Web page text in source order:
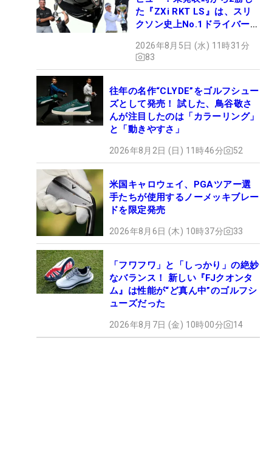
た『ZXi RKT LS』は、スリ
クソン史上No.1ドライバー!?
2026年8月5日 (水) 11時31分
83
往年の名作“CLYDE”をゴルフシュー
ズとして発売！ 試した、鳥谷敬さ
んが注目したのは「カラーリング」
と「動きやすさ」
2026年8月2日 (日) 11時46分 52
米国キャロウェイ、PGAツアー選
手たちが使用するノーメッキブレー
ドを限定発売
2026年8月6日 (木) 10時37分 33
「フワフワ」と「しっかり」の絶妙
なバランス！ 新しい『FJクオンタ
ム』は性能が“ど真ん中”のゴルフシ
ューズだった
2026年8月7日 (金) 10時00分 14